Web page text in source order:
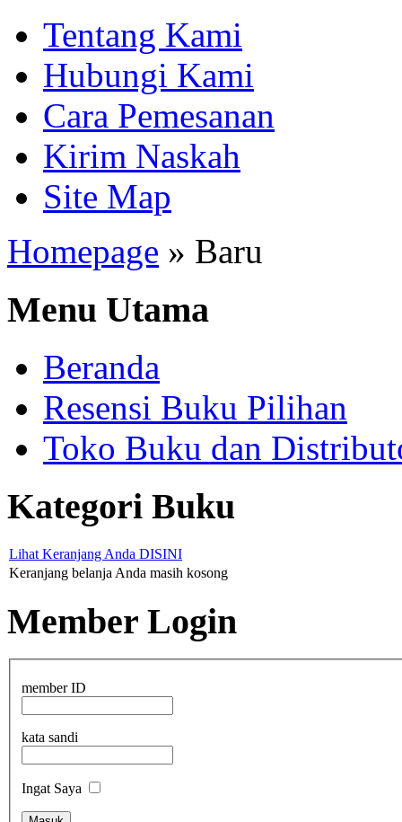
Tentang Kami
Hubungi Kami
Cara Pemesanan
Kirim Naskah
Site Map
Homepage » Baru
Menu Utama
Beranda
Resensi Buku Pilihan
Toko Buku dan
Kategori Buku
Lihat Keranjang Anda DISINI
Keranjang belanja Anda masih kosong
Member Login
member ID
kata sandi
Ingat Saya